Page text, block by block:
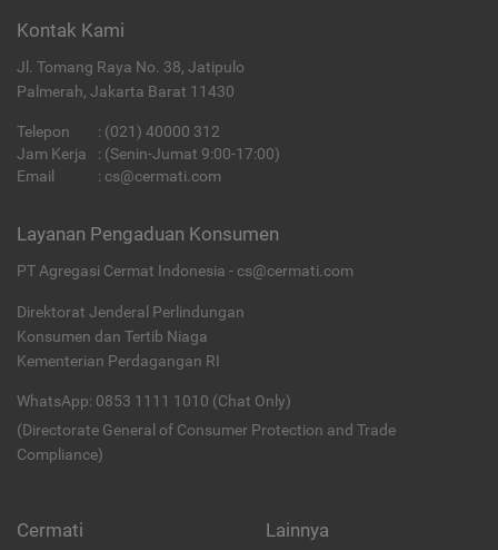
Kontak Kami
Jl. Tomang Raya No. 38, Jatipulo
Palmerah, Jakarta Barat 11430
Telepon : (021) 40000 312
Jam Kerja
: (Senin-Jumat 9:00-17:00)
Email
: cs@cermati.com
Layanan Pengaduan Konsumen
PT Agregasi Cermat Indonesia - cs@cermati.com
Direktorat Jenderal Perlindungan
Konsumen dan Tertib Niaga
Kementerian Perdagangan RI
WhatsApp: 0853 1111 1010 (Chat Only)
(Directorate General of Consumer Protection and Trade
Compliance)
Cermati Lainnya